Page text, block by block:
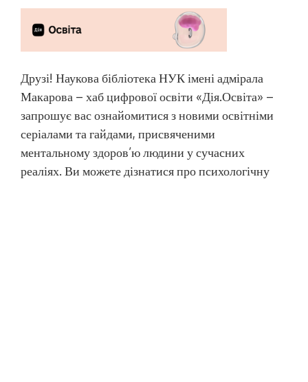
Друзі! Наукова бібліотека НУК імені адмірала
Макарова – хаб цифрової освіти «Дія.Освіта» –
запрошує вас ознайомитися з новими освітніми
серіалами та гайдами, присвяченими
ментальному здоров’ю людини у сучасних
реаліях. Ви можете дізнатися про психологічну